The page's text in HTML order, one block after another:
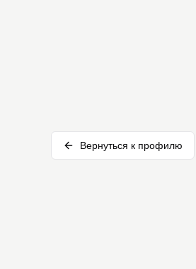
Вернуться к профилю